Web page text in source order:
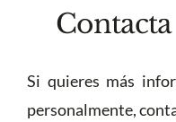
Si quieres más
personalmente,